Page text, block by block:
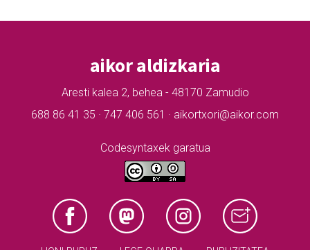
aikor aldizkaria
Aresti kalea 2, behea - 48170 Zamudio
688 86 41 35 · 747 406 561 · aikortxori@aikor.com
Codesyntaxek garatua